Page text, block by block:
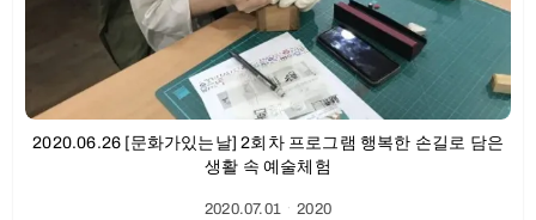
2020.06.26 [문화가있는날] 2회차 프로그램 행복한 손길로 담은
생활 속 예술체험
2020.07.01ㆍ2020